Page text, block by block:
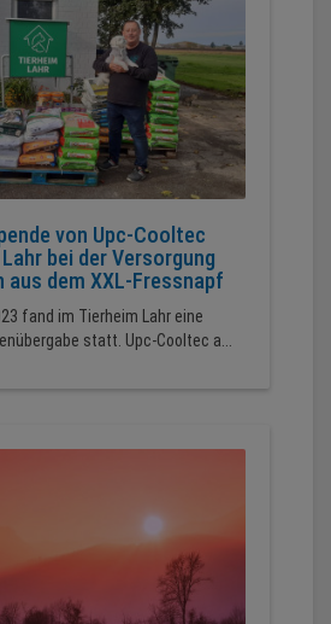
von Upc-Cooltec
bei der Versorgung
aus dem XXL-Fressnapf
fand im Tierheim Lahr eine
statt. Upc-Cooltec a...